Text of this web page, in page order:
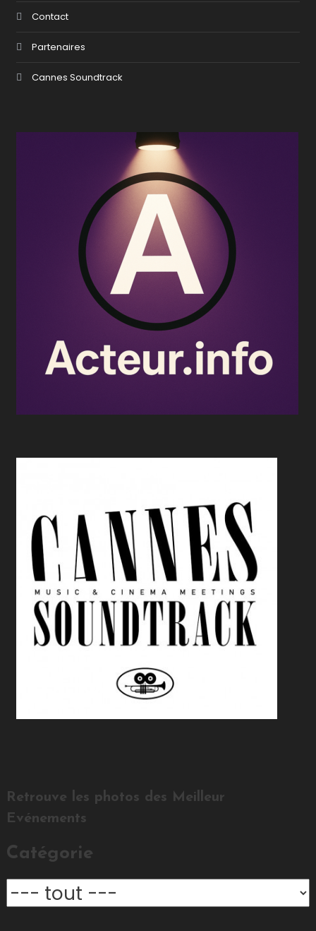
Contact
Partenaires
Cannes Soundtrack
Retrouve les photos des Meilleur
Evénements
Catégorie